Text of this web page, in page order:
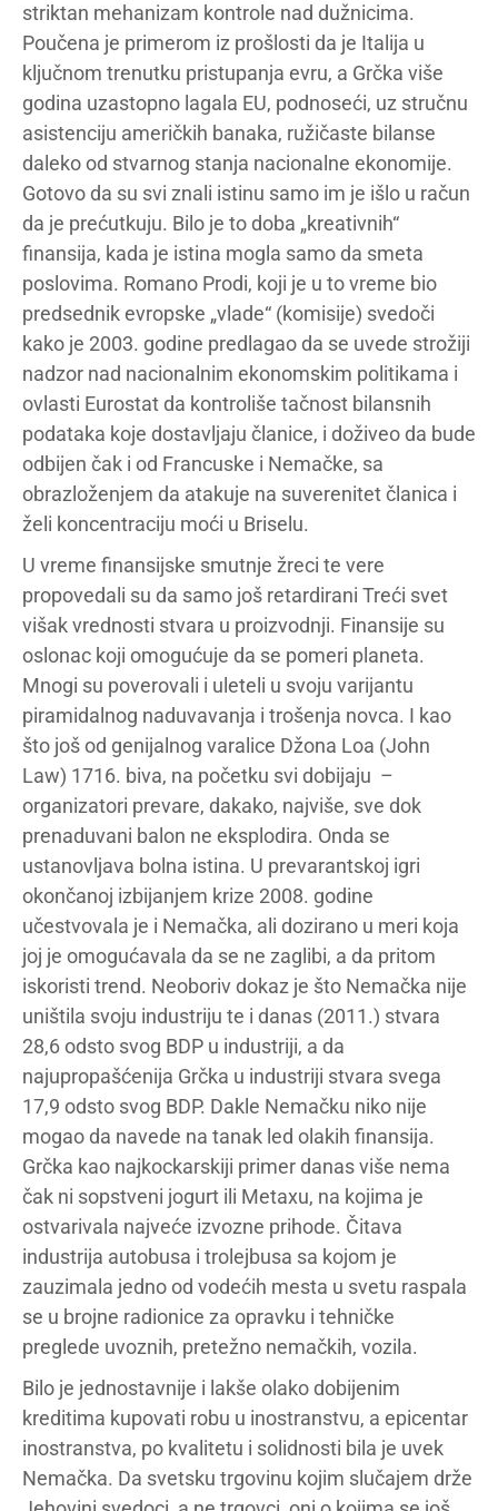
striktan mehanizam kontrole nad dužnicima.
Poučena je primerom iz prošlosti da je Italija u
ključnom trenutku pristupanja evru, a Grčka više
godina uzastopno lagala EU, podnoseći, uz stručnu
asistenciju američkih banaka, ružičaste bilanse
daleko od stvarnog stanja nacionalne ekonomije.
Gotovo da su svi znali istinu samo im je išlo u račun
da je prećutkuju. Bilo je to doba „kreativnih“
finansija, kada je istina mogla samo da smeta
poslovima. Romano Prodi, koji je u to vreme bio
predsednik evropske „vlade“ (komisije) svedoči
kako je 2003. godine predlagao da se uvede strožiji
nadzor nad nacionalnim ekonomskim politikama i
ovlasti Eurostat da kontroliše tačnost bilansnih
podataka koje dostavljaju članice, i doživeo da bude
odbijen čak i od Francuske i Nemačke, sa
obrazloženjem da atakuje na suverenitet članica i
želi koncentraciju moći u Briselu.
U vreme finansijske smutnje žreci te vere
propovedali su da samo još retardirani Treći svet
višak vrednosti stvara u proizvodnji. Finansije su
oslonac koji omogućuje da se pomeri planeta.
Mnogi su poverovali i uleteli u svoju varijantu
piramidalnog naduvavanja i trošenja novca. I kao
što još od genijalnog varalice Džona Loa (John
Law) 1716. biva, na početku svi dobijaju –
organizatori prevare, dakako, najviše, sve dok
prenaduvani balon ne eksplodira. Onda se
ustanovljava bolna istina. U prevarantskoj igri
okončanoj izbijanjem krize 2008. godine
učestvovala je i Nemačka, ali dozirano u meri koja
joj je omogućavala da se ne zaglibi, a da pritom
iskoristi trend. Neoboriv dokaz je što Nemačka nije
uništila svoju industriju te i danas (2011.) stvara
28,6 odsto svog BDP u industriji, a da
najupropašćenija Grčka u industriji stvara svega
17,9 odsto svog BDP. Dakle Nemačku niko nije
mogao da navede na tanak led olakih finansija.
Grčka kao najkockarskiji primer danas više nema
čak ni sopstveni jogurt ili Metaxu, na kojima je
ostvarivala najveće izvozne prihode. Čitava
industrija autobusa i trolejbusa sa kojom je
zauzimala jedno od vodećih mesta u svetu raspala
se u brojne radionice za opravku i tehničke
preglede uvoznih, pretežno nemačkih, vozila.
Bilo je jednostavnije i lakše olako dobijenim
kreditima kupovati robu u inostranstvu, a epicentar
inostranstva, po kvalitetu i solidnosti bila je uvek
Nemačka. Da svetsku trgovinu kojim slučajem drže